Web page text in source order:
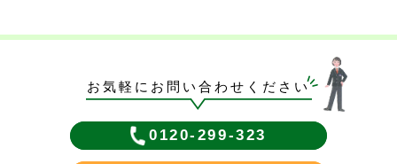
お気軽にお問い合わせください
0120-299-323